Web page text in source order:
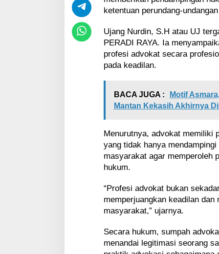
g
d
i
l
a
n
n
g
a
n
d
g
ketentuan perundang-
Ujang Nurdin, S.H atau UJ
PERADI RAYA. Ia
profesi advokat secara
pada keadilan.
BACA JUGA :
Motif
Mantan Kekasih Akhirnya
Menurutnya, advokat memiliki
yang tidak hanya
masyarakat agar memperoleh
hukum.
“Profesi advokat bukan
memperjuangkan keadilan
masyarakat,” ujarnya.
Secara hukum, sumpah
menandai legitimasi seorang